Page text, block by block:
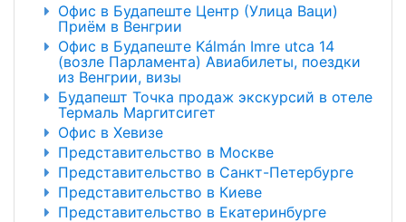
Офис в Будапеште Центр (Улица Ваци)
Приём в Венгрии
Офис в Будапеште Kálmán Imre utca 14
(возле Парламента) Авиабилеты, поездки
из Венгрии, визы
Будапешт Точка продаж экскурсий в отеле
Термаль Маргитсигет
Офис в Хевизе
Представительство в Москве
Представительство в Санкт-Петербурге
Представительство в Киеве
Представительство в Екатеринбурге